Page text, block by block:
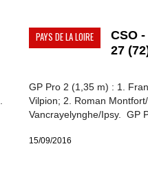
PAYS DE LA LOIRE
CSO
27
GP Pro 2 (1,35 m) : 1.
Vilpion; 2. Roman
Vancrayelynghe/Ipsy. GP
15/09/2016